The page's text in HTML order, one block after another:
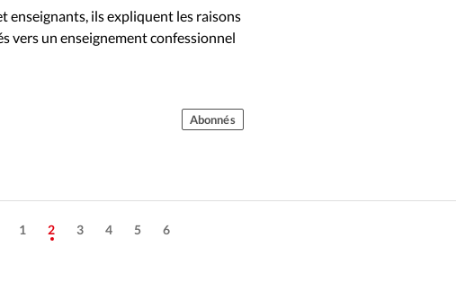
enseignants, ils expliquent les raisons
vers un enseignement confessionnel
Abonnés
1 2 3 4 5 6